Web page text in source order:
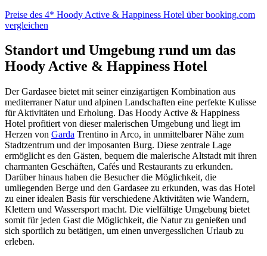
Preise des 4* Hoody Active & Happiness Hotel über booking.com
vergleichen
Standort und Umgebung rund um das
Hoody Active & Happiness Hotel
Der Gardasee bietet mit seiner einzigartigen Kombination aus
mediterraner Natur und alpinen Landschaften eine perfekte Kulisse
für Aktivitäten und Erholung. Das Hoody Active & Happiness
Hotel profitiert von dieser malerischen Umgebung und liegt im
Herzen von Garda Trentino in Arco, in unmittelbarer Nähe zum
Stadtzentrum und der imposanten Burg. Diese zentrale Lage
ermöglicht es den Gästen, bequem die malerische Altstadt mit ihren
charmanten Geschäften, Cafés und Restaurants zu erkunden.
Darüber hinaus haben die Besucher die Möglichkeit, die
umliegenden Berge und den Gardasee zu erkunden, was das Hotel
zu einer idealen Basis für verschiedene Aktivitäten wie Wandern,
Klettern und Wassersport macht. Die vielfältige Umgebung bietet
somit für jeden Gast die Möglichkeit, die Natur zu genießen und
sich sportlich zu betätigen, um einen unvergesslichen Urlaub zu
erleben.